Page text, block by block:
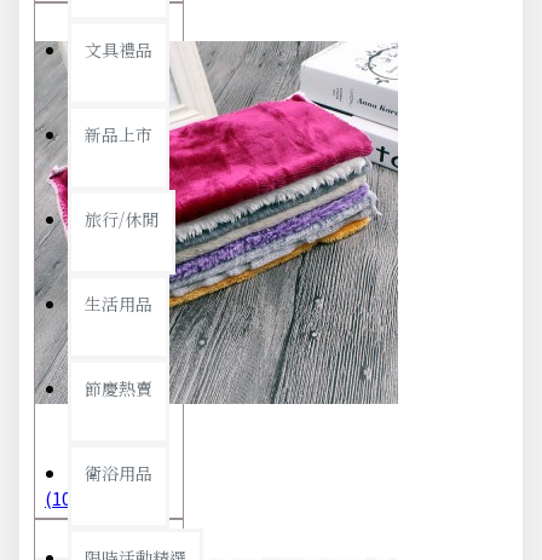
文具禮品
新品上市
旅行/休閒
生活用品
節慶熱賣
衛浴用品